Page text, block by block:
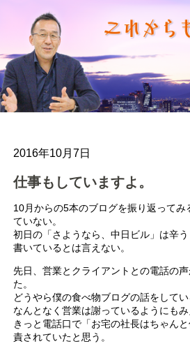
2016年10月7日
仕事もしていますよ。
10月からの5本のブログを振り返って
ていない。
初日の「さようなら、中日ビル」は辛う
書いているとは言えない。
先日、営業とクライアントとの電話の
た。
どうやら僕の食べ物ブログの話をしてい
なんとなく営業は謝っているようにもみ
きっと電話口で「お宅の社長はちゃん
責されていたと思う。